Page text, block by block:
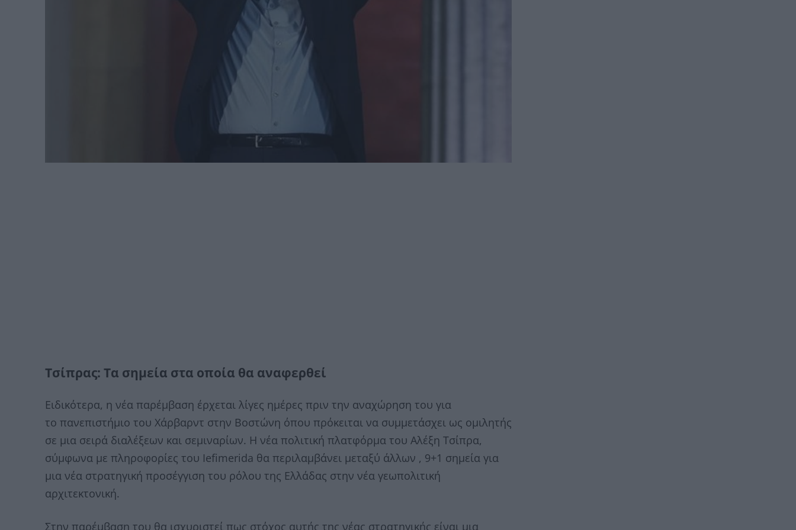
Τσίπρας: Τα σημεία στα οποία θα αναφερθεί
Ειδικότερα, η νέα παρέμβαση έρχεται λίγες ημέρες πριν την αναχώρηση του για
το πανεπιστήμιο του Χάρβαρντ στην Βοστώνη όπου πρόκειται να συμμετάσχει ως ομιλητής
σε μια σειρά διαλέξεων και σεμιναρίων. Η νέα πολιτική πλατφόρμα του Αλέξη Τσίπρα,
σύμφωνα με πληροφορίες του Iefimerida θα περιλαμβάνει μεταξύ άλλων , 9+1 σημεία για
μια νέα στρατηγική προσέγγιση του ρόλου της Ελλάδας στην νέα γεωπολιτική
αρχιτεκτονική.
Στην παρέμβαση του θα ισχυριστεί πως στόχος αυτής της νέας στρατηγικής είναι μια